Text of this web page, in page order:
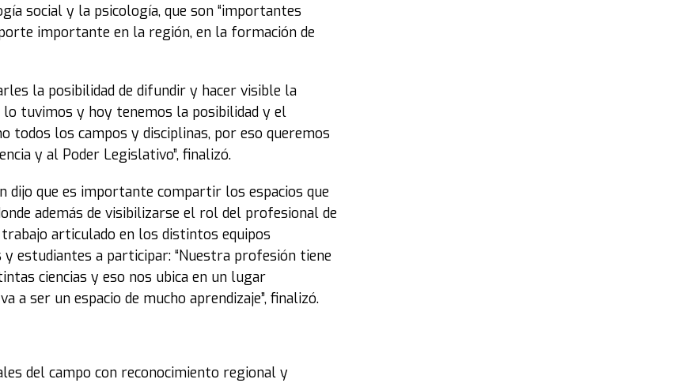
social y la psicología, que son “importantes
importante en la región, en la formación de
la posibilidad de difundir y hacer visible la
lo tuvimos y hoy tenemos la posibilidad y el
todos los campos y disciplinas, por eso queremos
y al Poder Legislativo”, finalizó.
que es importante compartir los espacios que
además de visibilizarse el rol del profesional de
articulado en los distintos equipos
estudiantes a participar: “Nuestra profesión tiene
ciencias y eso nos ubica en un lugar
ser un espacio de mucho aprendizaje”, finalizó.
del campo con reconocimiento regional y